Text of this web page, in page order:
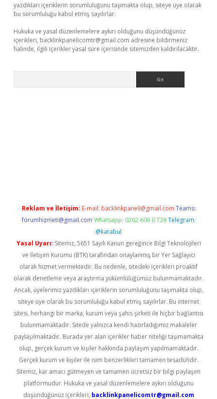
yazdıkları içeriklerin sorumluluğunu taşımakta olup, siteye üye olarak
bu sorumluluğu kabul etmiş sayılırlar.
Hukuka ve yasal düzenlemelere aykırı olduğunu düşündüğünüz
içerikleri, backlinkpanelicomtr@gmail.com adresine bildirmeniz
halinde, ilgili içerikler yasal süre içerisinde sitemizden kaldırılacaktır.
Reklam ve İletişim: E-mail: backlinkpaneli@gmail.com Teams:
forumhizmeti@gmail.com Whatsapp: 0262 606 0 726 Telegram:
@karabul
Yasal Uyarı: Sitemiz, 5651 Sayılı Kanun gereğince Bilgi Teknolojileri
ve İletişim Kurumu (BTK) tarafından onaylanmış bir Yer Sağlayıcı
olarak hizmet vermektedir. Bu nedenle, sitedeki içerikleri proaktif
olarak denetleme veya araştırma yükümlülüğümüz bulunmamaktadır.
Ancak, üyelerimiz yazdıkları içeriklerin sorumluluğunu taşımakta olup,
siteye üye olarak bu sorumluluğu kabul etmiş sayılırlar. Bu internet
sitesi, herhangi bir marka, kurum veya şahıs şirketi ile hiçbir bağlantısı
bulunmamaktadır. Sitede yalnızca kendi hazırladığımız makaleler
paylaşılmaktadır. Burada yer alan içerikler haber niteliği taşımamakta
olup, gerçek kurum ve kişiler hakkında paylaşım yapılmamaktadır.
Gerçek kurum ve kişiler ile isim benzerlikleri tamamen tesadüfidir.
Sitemiz, kar amacı gütmeyen ve tamamen ücretsiz bir bilgi paylaşım
platformudur. Hukuka ve yasal düzenlemelere aykırı olduğunu
düşündüğünüz içerikleri, backlinkpanelicomtr@gmail.com